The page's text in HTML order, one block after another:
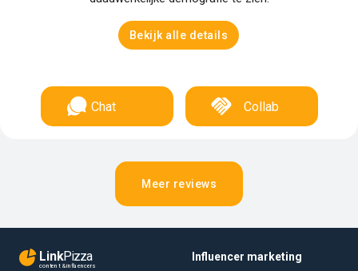
Bekijk alle details
Chat Collab
Meer reviews
LinkPizza
content & influencers
Influencer marketing